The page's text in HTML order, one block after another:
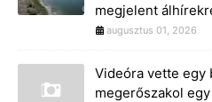
megjelent
augusztus 01, 2026
Videóra vette egy
megerőszakol